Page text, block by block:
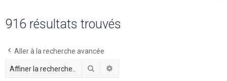
916 résultats trouvés
Aller à la recherche avancée
Rechercher